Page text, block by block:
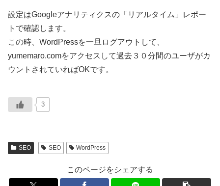
設定はGoogleアナリティクスの「リアルタイム」レポー
トで確認します。
この時、WordPressを一旦ログアウトして、
yumemaro.comをアクセスして過去３０分間のユーザがカ
ウントされていればOKです。
3
SEO SEO WordPress
このページをシェアする